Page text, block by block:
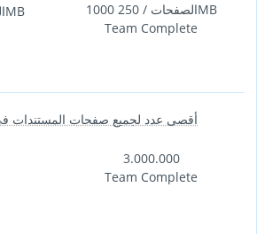
200 الصفحات / 50MB
1000 الصفحات / 250MB
Team Complete
أقصى عدد لجميع صفحات المستندات في
3.000.000
Team Complete